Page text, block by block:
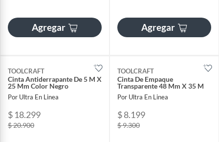
Agregar Agregar
TOOLCRAFT
Cinta Antiderrapante De 5 M X
25 Mm Color Negro
Por Ultra En Linea
$ 18.299
$ 20.900
TOOLCRAFT
Cinta De Empaque
Transparente 48 Mm X 35 M
Por Ultra En Linea
$ 8.199
$ 9.300